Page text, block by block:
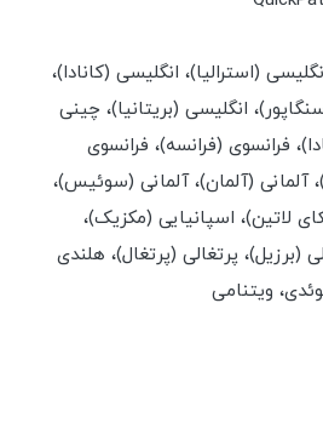
(استرالیا)، انگلیسی (کانادا)،
انگلیسی (بریتانیا)، چینی
فرانسوی (فرانسه)، فرانسوی
(آلمان)، آلمانی (سوئیس)،
لاتین)، اسپانیایی (مکزیک)،
(برزیل)، پرتغالی (پرتغال)، هلندی
ویتنامی